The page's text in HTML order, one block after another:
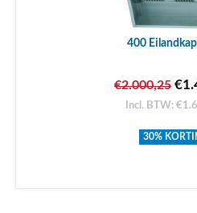
400
€2.000,25
Incl. BTW:
30%